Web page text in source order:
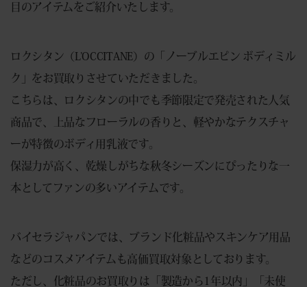
目のアイテムをご紹介いたします。
ロクシタン（L’OCCITANE）の「ノーブルエピン ボディミル
ク」をお買取りさせていただきました。
こちらは、ロクシタンの中でも季節限定で発売された人気
商品で、上品なフローラルの香りと、軽やかなテクスチャ
ーが特徴のボディ用乳液です。
保湿力が高く、乾燥しがちな秋冬シーズンにぴったりな一
本としてファンの多いアイテムです。
バイセラジャパンでは、ブランド化粧品やスキンケア用品
などのコスメアイテムも高価買取対象としております。
ただし、化粧品のお買取りは「製造から1年以内」「未使